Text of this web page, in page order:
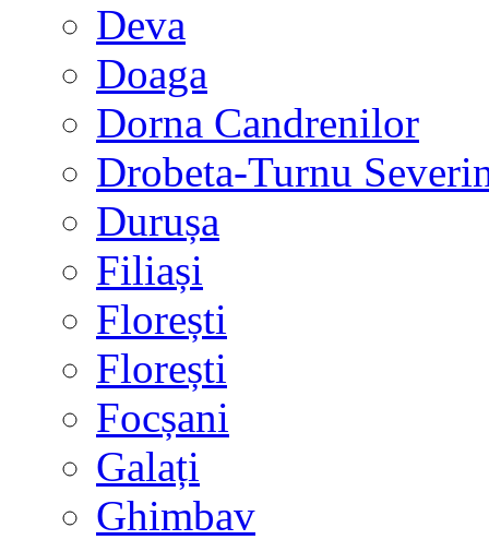
Deva
Doaga
Dorna Candrenilor
Drobeta-Turnu
Durușa
Filiași
Florești
Florești
Focșani
Galați
Ghimbav